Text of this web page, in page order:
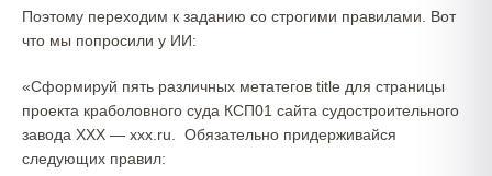
Поэтому переходим к заданию со строгими правилами. Вот
что мы попросили у ИИ:
«Сформируй пять различных метатегов title для страницы
проекта краболовного суда КСП01 сайта судостроительного
завода ХХХ — ххх.ru. Обязательно придерживайся
следующих правил: